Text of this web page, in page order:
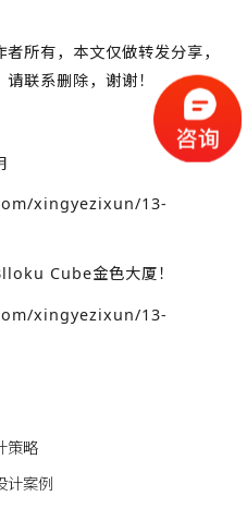
所有，本文仅做转发分享，
联系删除，谢谢！
xingyezixun/13-
Cube金色大厦！
xingyezixun/13-
策略
计案例